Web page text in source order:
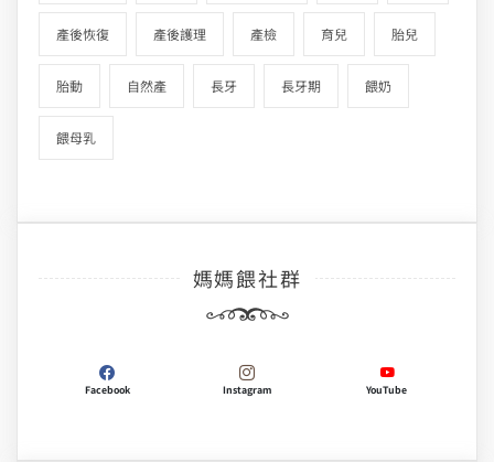
產後恢復 產後護理 產檢 育兒 胎兒
胎動 自然產 長牙 長牙期 餵奶
餵母乳
媽媽餵社群
Facebook Instagram YouTube